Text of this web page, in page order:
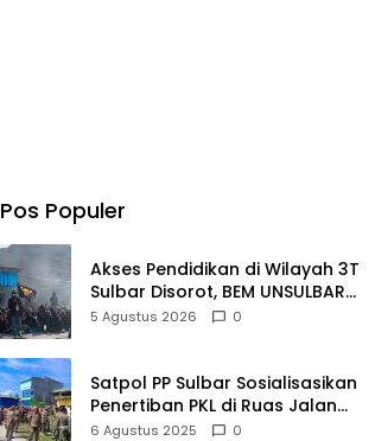
Pos Populer
Akses Pendidikan di Wilayah 3T
Sulbar Disorot, BEM UNSULBAR
Dorong RUU Sisdiknas
5 Agustus 2026 0
Satpol PP Sulbar Sosialisasikan
Penertiban PKL di Ruas Jalan
Arteri Mamuju
6 Agustus 2025 0